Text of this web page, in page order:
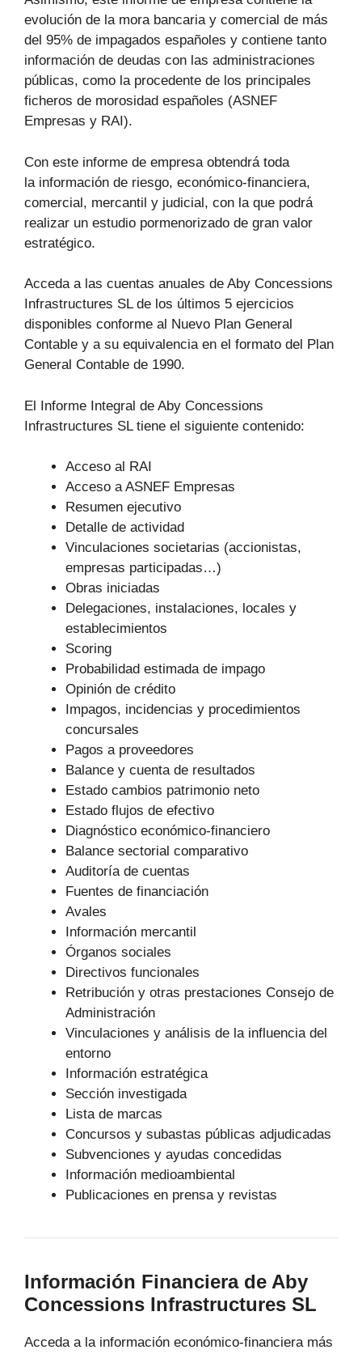
evolución de la mora bancaria y comercial de más
del 95% de impagados españoles y contiene tanto
información de deudas con las administraciones
públicas, como la procedente de los principales
ficheros de morosidad españoles (ASNEF
Empresas y RAI).
Con este informe de empresa obtendrá toda
la información de riesgo, económico-financiera,
comercial, mercantil y judicial, con la que podrá
realizar un estudio pormenorizado de gran valor
estratégico.
Acceda a las cuentas anuales de Aby Concessions
Infrastructures SL de los últimos 5 ejercicios
disponibles conforme al Nuevo Plan General
Contable y a su equivalencia en el formato del Plan
General Contable de 1990.
El Informe Integral de Aby Concessions
Infrastructures SL tiene el siguiente contenido:
Acceso al RAI
Acceso a ASNEF Empresas
Resumen ejecutivo
Detalle de actividad
Vinculaciones societarias (accionistas,
empresas participadas…)
Obras iniciadas
Delegaciones, instalaciones, locales y
establecimientos
Scoring
Probabilidad estimada de impago
Opinión de crédito
Impagos, incidencias y procedimientos
concursales
Pagos a proveedores
Balance y cuenta de resultados
Estado cambios patrimonio neto
Estado flujos de efectivo
Diagnóstico económico-financiero
Balance sectorial comparativo
Auditoría de cuentas
Fuentes de financiación
Avales
Información mercantil
Órganos sociales
Directivos funcionales
Retribución y otras prestaciones Consejo de
Administración
Vinculaciones y análisis de la influencia del
entorno
Información estratégica
Sección investigada
Lista de marcas
Concursos y subastas públicas adjudicadas
Subvenciones y ayudas concedidas
Información medioambiental
Publicaciones en prensa y revistas
Información Financiera de Aby
Concessions Infrastructures SL
Acceda a la información económico-financiera más